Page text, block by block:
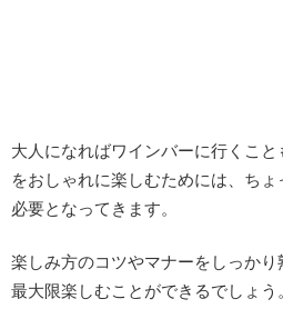
大人になればワインバーに行くこ
をおしゃれに楽しむためには、ち
必要となってきます。
楽しみ方のコツやマナーをしっか
最大限楽しむことができるでしょ